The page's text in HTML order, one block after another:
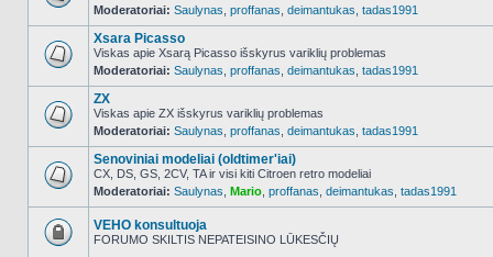
NO_UNREAD_POSTS
Moderatoriai: Saulynas proffanas deimantukas tadas1991
NO_UNREAD_POSTS
Xsara Picasso
Viskas apie Xsarą Picasso išskyrus variklių problemas
Moderatoriai: Saulynas proffanas deimantukas tadas1991
NO_UNREAD_POSTS
ZX
Viskas apie ZX išskyrus variklių problemas
Moderatoriai: Saulynas proffanas deimantukas tadas1991
NO_UNREAD_POSTS
Senoviniai modeliai (oldtimer'iai)
CX, DS, GS, 2CV, TA ir visi kiti Citroen retro modeliai
Moderatoriai: Saulynas Mario proffanas deimantukas tadas1991
VEHO konsultuoja
FORUMO SKILTIS NEPATEISINO LŪKESČIŲ